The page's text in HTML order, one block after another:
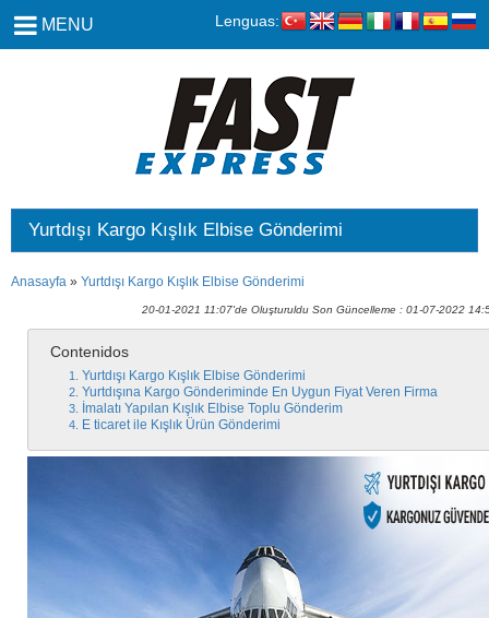
MENU Lenguas:
Yurtdışı Kargo Kışlık Elbise Gönderimi
Anasayfa » Yurtdışı Kargo Kışlık Elbise Gönderimi
20-01-2021 11:07'de Oluşturuldu Son Güncelleme : 01-07-2022
Contenidos
Yurtdışı Kargo Kışlık Elbise Gönderimi
Yurtdışına Kargo Gönderiminde En Uygun Fiyat Veren Firma
İmalatı Yapılan Kışlık Elbise Toplu Gönderim
E ticaret ile Kışlık Ürün Gönderimi